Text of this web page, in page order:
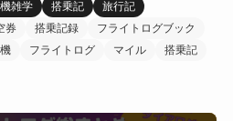
雑学 搭乗記
旅行記
券 搭乗記録
フライトログブック
フライトログ マイル
搭乗記